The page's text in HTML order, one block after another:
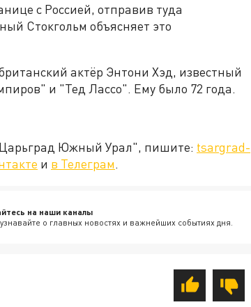
с Россией, отправив туда
Стокгольм объясняет это
актёр Энтони Хэд, известный
и "Тед Лассо". Ему было 72 года.
Южный Урал", пишите: tsargrad-
и в Телеграм.
на наши каналы
о главных новостях и важнейших событиях дня.